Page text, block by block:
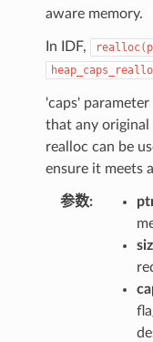
aware memory.
In IDF,
'caps'
that any
realloc can be
ensure it meets
参数: